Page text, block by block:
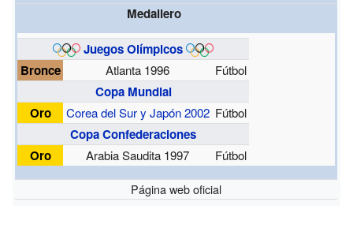
Medallero
Juegos Olímpicos
Bronce
Atlanta 1996 Fútbol
Copa Mundial
Oro
Corea del Sur y Japón 2002 Fútbol
Copa Confederaciones
Oro
Arabia Saudita 1997 Fútbol
Página web oficial